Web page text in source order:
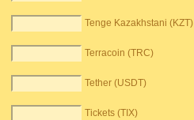
Tenge Kazakhstani (KZT)
Terracoin (TRC)
Tether (USDT)
Tickets (TIX)